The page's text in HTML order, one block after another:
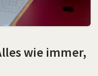
wie immer,